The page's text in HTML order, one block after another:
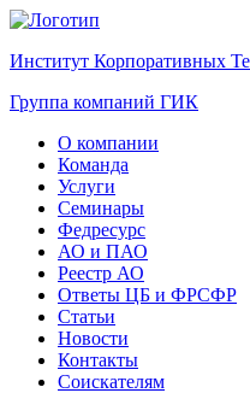
Институт Корпоративных
Группа компаний ГИК
О компании
Команда
Услуги
Семинары
Федресурс
АО и ПАО
Реестр АО
Ответы ЦБ и ФРСФР
Статьи
Новости
Контакты
Соискателям